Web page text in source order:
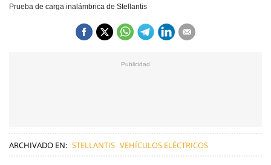
Prueba de carga inalámbrica de Stellantis
ARCHIVADO EN: STELLANTIS VEHÍCULOS ELÉCTRICOS